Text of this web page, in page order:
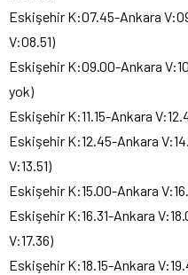
Eskişehir K:07.45-Ankara
V:08.51)
Eskişehir K:09.00-Ankara
yok)
Eskişehir K:11.15-Ankara
Eskişehir K:12.45-Ankara
V:13.51)
Eskişehir K:15.00-Ankara
Eskişehir K:16.31-Ankara
V:17.36)
Eskişehir K:18.15-Ankara